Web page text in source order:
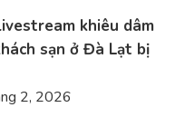
khiêu dâm
sạn ở Đà Lạt bị
2, 2026